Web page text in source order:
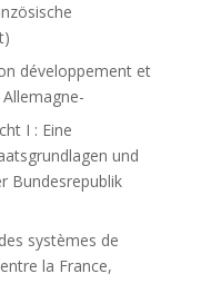
développement et
I : Eine
und
Bundesrepublik
systèmes de
la France,